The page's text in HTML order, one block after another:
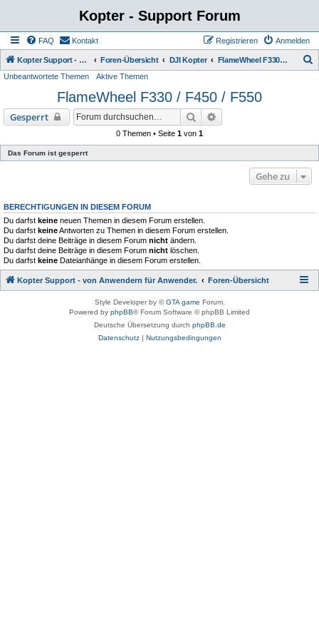
Kopter - Support Forum
FAQ Kontakt Anmelden
Registrieren
Kopter Support - von Anwendern für Anwender. Foren-Übersicht DJI Kopter FlameWheel F330 / F450 / F550
Unbeantwortete Themen Aktive Themen
FlameWheel F330 / F450 / F550
Gesperrt Suche
0 Themen • Seite 1 von 1
Das Forum ist gesperrt
Gehe zu
BERECHTIGUNGEN IN DIESEM FORUM
Du darfst keine neuen Themen in diesem Forum erstellen.
Du darfst keineAntworten zu Themen in diesem Forum erstellen.
Du darfst deine Beiträge in diesem Forum nicht ändern.
Du darfst deine Beiträge in diesem Forum nicht löschen.
Du darfst keine Dateianhänge in diesem Forum erstellen.
Kopter Support - von Anwendern für Anwender. Foren-Übersicht
Style Developer by ©GTA game Forum.
Powered by phpBB® Forum Software © phpBB Limited
Deutsche Übersetzung durch phpBB.de
Datenschutz| Nutzungsbedingungen